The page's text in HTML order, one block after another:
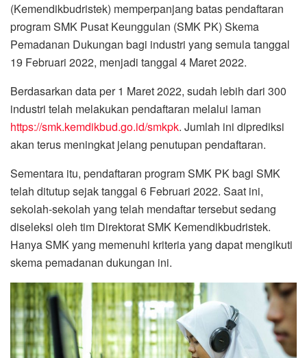
(Kemendikbudristek) memperpanjang batas pendaftaran
program SMK Pusat Keunggulan (SMK PK) Skema
Pemadanan Dukungan bagi industri yang semula tanggal
19 Februari 2022, menjadi tanggal 4 Maret 2022.
Berdasarkan data per 1 Maret 2022, sudah lebih dari 300
industri telah melakukan pendaftaran melalui laman
https://smk.kemdikbud.go.id/smkpk. Jumlah ini diprediksi
akan terus meningkat jelang penutupan pendaftaran.
Sementara itu, pendaftaran program SMK PK bagi SMK
telah ditutup sejak tanggal 6 Februari 2022. Saat ini,
sekolah-sekolah yang telah mendaftar tersebut sedang
diseleksi oleh tim Direktorat SMK Kemendikbudristek.
Hanya SMK yang memenuhi kriteria yang dapat mengikuti
skema pemadanan dukungan ini.